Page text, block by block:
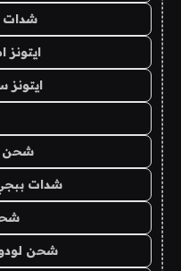
شدات
شحن
شدات
شحن